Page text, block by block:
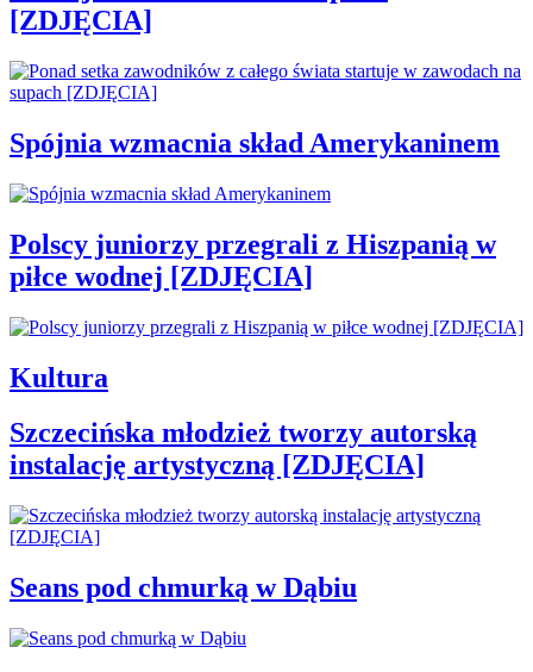
[ZDJĘCIA]
Spójnia wzmacnia skład Amerykaninem
Polscy juniorzy przegrali z Hiszpanią w
piłce wodnej [ZDJĘCIA]
Kultura
Szczecińska młodzież tworzy autorską
instalację artystyczną [ZDJĘCIA]
Seans pod chmurką w Dąbiu